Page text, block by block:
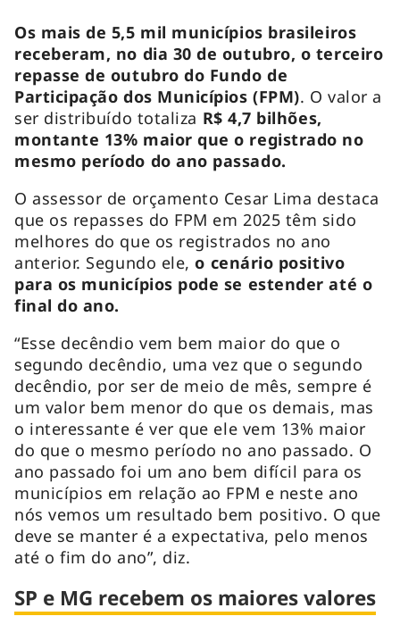
Os mais de 5,5 mil municípios brasileiros
receberam, no dia 30 de outubro, o terceiro
repasse de outubro do Fundo de
Participação dos Municípios (FPM). O valor a
ser distribuído totaliza R$ 4,7 bilhões,
montante 13% maior que o registrado no
mesmo período do ano passado.
O assessor de orçamento Cesar Lima destaca
que os repasses do FPM em 2025 têm sido
melhores do que os registrados no ano
anterior. Segundo ele,o cenário positivo
para os municípios pode se estender até o
final do ano.
“Esse decêndio vem bem maior do que o
segundo decêndio, uma vez que o segundo
decêndio, por ser de meio de mês, sempre é
um valor bem menor do que os demais, mas
o interessante é ver que ele vem 13% maior
do que o mesmo período no ano passado. O
ano passado foi um ano bem difícil para os
municípios em relação ao FPM e neste ano
nós vemos um resultado bem positivo. O que
deve se manter é a expectativa, pelo menos
até o fim do ano”, diz.
SP e MG recebem os maiores valores